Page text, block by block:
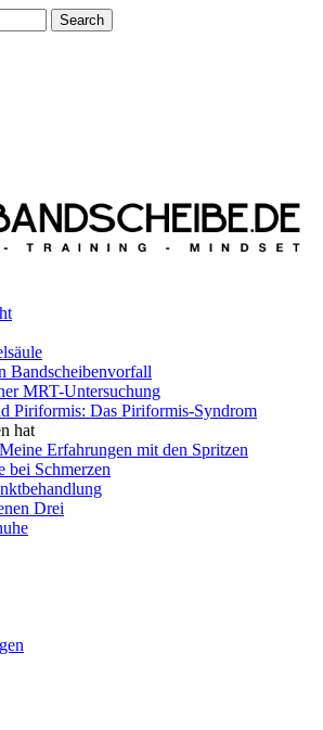
Bandscheibenvorfall
MRT-Untersuchung
Piriformis: Das Piriformis-Syndrom
hat
Erfahrungen mit den Spritzen
bei Schmerzen
Drei